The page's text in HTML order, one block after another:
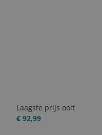
Laagste prijs ooit
€ 92,99